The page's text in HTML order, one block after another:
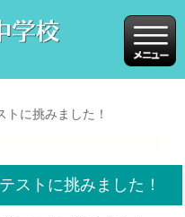
に挑みました！
ストに挑みました！